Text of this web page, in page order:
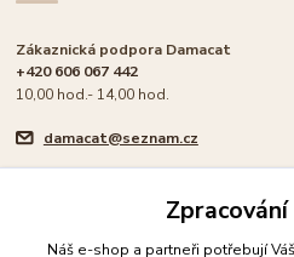
Zákaznická podpora Damacat
+420 606 067 442
10,00 hod.- 14,00 hod.
damacat@seznam.cz
Náš e-shop a partneři potřebují Váš